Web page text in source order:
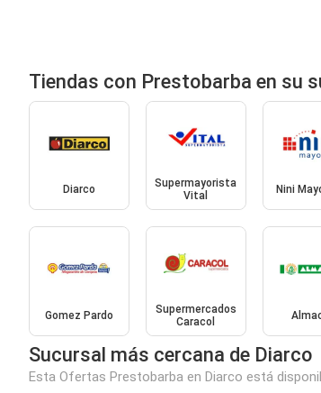
Tiendas con Prestobarba en su
Diarco
Supermayorista
Vital
Nini
Gomez Pardo
Supermercados
Caracol
Sucursal más cercana de Diarco
Esta Ofertas Prestobarba en Diarco está